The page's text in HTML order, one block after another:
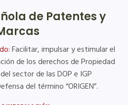
de Patentes y
Facilitar, impulsar y estimular el
de los derechos de Propiedad
sector de las DOP e IGP
del término “ORIGEN”.